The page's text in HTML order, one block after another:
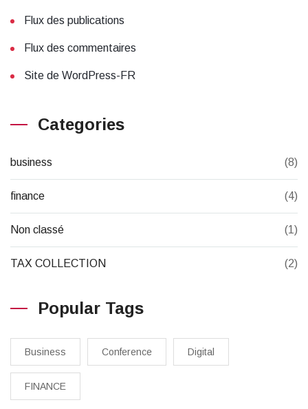
Flux des publications
Flux des commentaires
Site de WordPress-FR
Categories
business (8)
finance (4)
Non classé (1)
TAX COLLECTION (2)
Popular Tags
Business Conference Digital
FINANCE